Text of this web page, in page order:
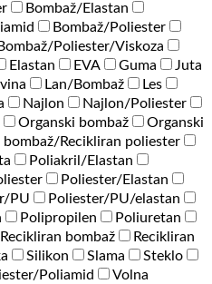
Bombaž/Elastan
Bombaž/Poliester
Bombaž/Poliester/Viskoza
Elastan EVA Guma
Juta
Lan/Bombaž
Les
Najlon
Najlon/Poliester
Organski bombaž
Organski
bombaž/Recikliran poliester
Poliakril/Elastan
Poliester/Elastan
PU
Poliester/PU/elastan
Polipropilen
Poliuretan
Recikliran bombaž
Recikliran
Silikon Slama
Steklo
Poliamid
Volna